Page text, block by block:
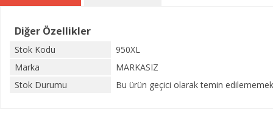
Diğer Özellikler
Stok Kodu
950XL
Marka
MARKASIZ
Stok Durumu
Bu ürün geçici olarak temin